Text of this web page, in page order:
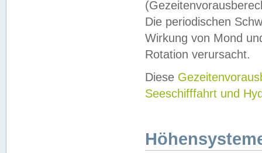
Die periodischen
Wirkung von Mond
Rotation verursacht.
Diese
Seeschifffahrt und